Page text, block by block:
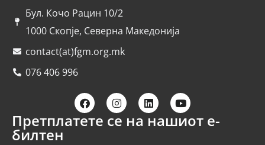
Бул. Кочо Рацин 10/2
1000 Скопје, Северна Македонија
contact(at)fgm.org.mk
076 406 996
Претплатете се на нашиот е-
билтен